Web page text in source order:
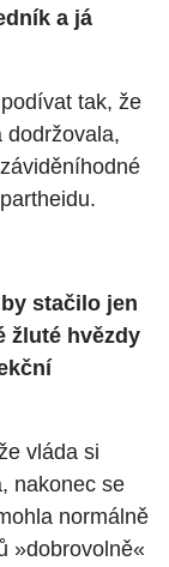
a já
tak, že
dodržovala,
stačilo jen
žluté hvězdy
vláda si
nakonec se
normálně
»dobrovolně«